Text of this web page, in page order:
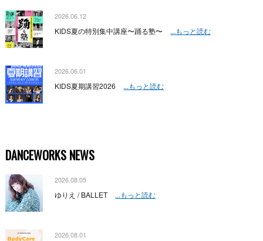
2026.06.12
KIDS夏の特別集中講座〜踊る塾〜 ...もっと読む
2026.06.01
KIDS夏期講習2026 ...もっと読む
DANCEWORKS NEWS
2026.08.05
ゆりえ / BALLET ...もっと読む
2026.08.01